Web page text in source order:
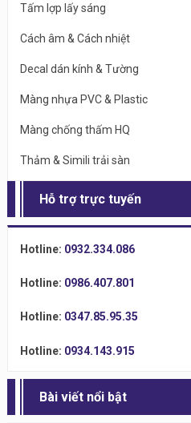
Tấm lợp lấy sáng
Cách âm & Cách nhiệt
Decal dán kính & Tường
Màng nhựa PVC & Plastic
Màng chống thấm HQ
Thảm & Simili trải sàn
Hỗ trợ trực tuyến
Hotline: 0932.334.086
Hotline: 0986.407.801
Hotline: 0347.85.95.35
Hotline: 0934.143.915
Bài viết nổi bật